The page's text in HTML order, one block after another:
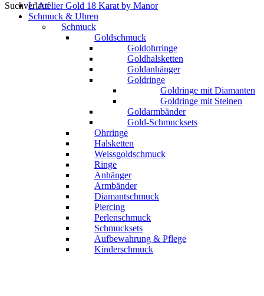
SuchverlaufL' Atelier Gold 18 Karat by Manor
Schmuck & Uhren
Schmuck
Goldschmuck
Goldohrringe
Goldhalsketten
Goldanhänger
Goldringe
Goldringe mit Diamanten
Goldringe mit Steinen
Goldarmbänder
Gold-Schmucksets
Ohrringe
Halsketten
Weissgoldschmuck
Ringe
Anhänger
Armbänder
Diamantschmuck
Piercing
Perlenschmuck
Schmucksets
Aufbewahrung & Pflege
Kinderschmuck